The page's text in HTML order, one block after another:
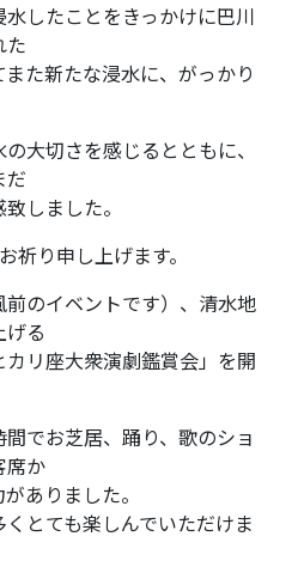
したことをきっかけに巴川
た
た新たな浸水に、がっかり
大切さを感じるとともに、
だ
しました。
祈り申し上げます。
のイベントです）、清水地
る
リ座大衆演劇鑑賞会」を開
でお芝居、踊り、歌のショ
席か
ありました。
とても楽しんでいただけま